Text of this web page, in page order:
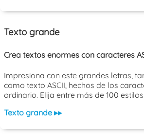
Texto grande
Crea textos enormes con caracteres
Impresiona con este grandes letras,
como texto ASCII, hechos de los
ordinario. Elija entre más de 100
Texto grande ▸▸